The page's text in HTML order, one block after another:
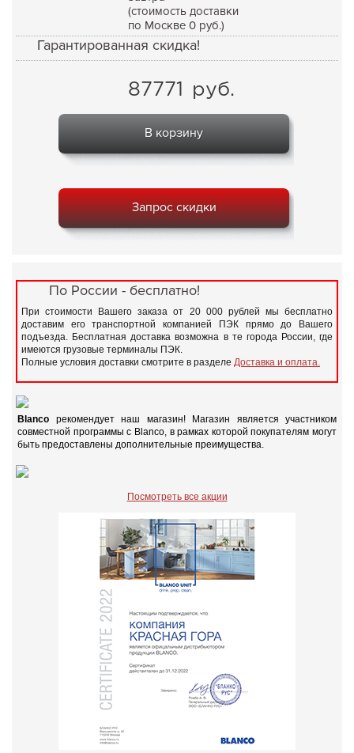
(стоимость доставки
по Москве 0 руб.)
Гарантированная скидка!
87771 руб.
В корзину
Запрос скидки
По России - бесплатно!
При стоимости Вашего заказа от 20 000 рублей мы бесплатно
доставим его транспортной компанией ПЭК прямо до Вашего
подъезда. Бесплатная доставка возможна в те города России, где
имеются грузовые терминалы ПЭК.
Полные условия доставки смотрите в разделе Доставка и оплата.
Blanco рекомендует наш магазин! Магазин является участником
совместной программы с Blanco, в рамках которой покупателям могут
быть предоставлены дополнительные преимущества.
Посмотреть все акции